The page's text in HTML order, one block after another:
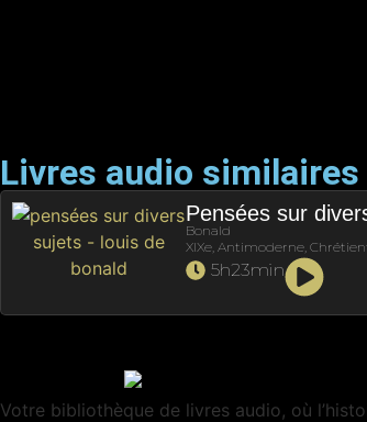
Livres audio similaires
Pensées sur
Bonald
XIXe, Antimoderne,
5h23min
Votre bibliothèque de livres audio, où